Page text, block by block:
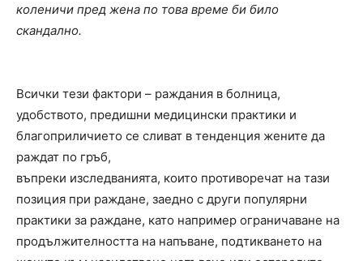
коленичи пред жена по това време би било
скандално.
Всички тези фактори – раждания в болница,
удобството, предишни медицински практики и
благоприличието се сливат в тенденция жените да
раждат по гръб,
въпреки изследванията, които противоречат на тази
позиция при раждане, заедно с други популярни
практики за раждане, като например ограничаване на
продължителността на напъване, подтикването на